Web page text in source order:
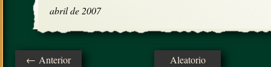
abril de 2007
← Anterior Aleatorio